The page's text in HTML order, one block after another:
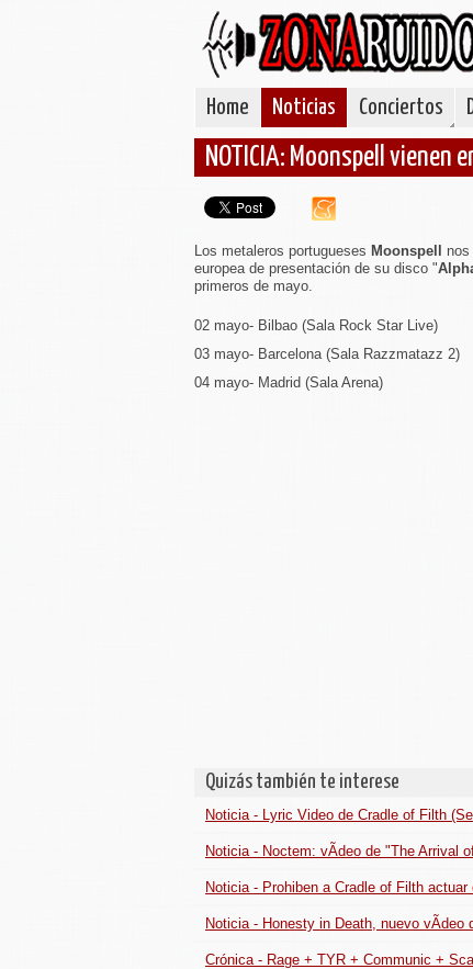
Home Noticias Conciertos
NOTICIA: Moonspell vienen
Los metaleros portugueses Moonspell
europea de presentación de su disco "
primeros de mayo.
02 mayo- Bilbao (Sala Rock Star Live)
03 mayo- Barcelona (Sala Razzmatazz 2)
04 mayo- Madrid (Sala Arena)
Quizás también te interese
Noticia - Lyric Video de Cradle of Filth
Noticia - Noctem: vÃ­deo de "The Arrival
Noticia - Prohiben a Cradle of Filth actuar
Noticia - Honesty in Death, nuevo vÃ­deo
Crónica - Rage + TYR + Communic +